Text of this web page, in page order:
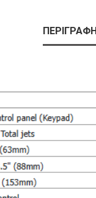
ΠΕΡΙΓΡΑΦΉ